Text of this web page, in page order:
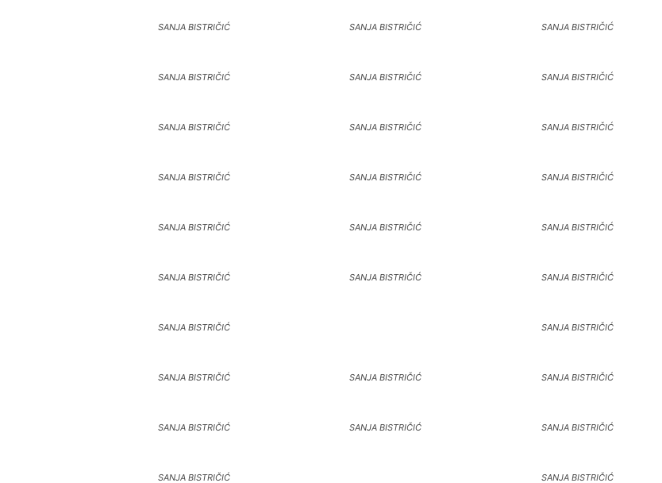
SANJA BISTRIČIĆ SANJA BISTRIČIĆ SANJA BISTRIČIĆ
SANJA BISTRIČIĆ SANJA BISTRIČIĆ SANJA BISTRIČIĆ
SANJA BISTRIČIĆ SANJA BISTRIČIĆ SANJA BISTRIČIĆ
SANJA BISTRIČIĆ SANJA BISTRIČIĆ SANJA BISTRIČIĆ
SANJA BISTRIČIĆ SANJA BISTRIČIĆ SANJA BISTRIČIĆ
SANJA BISTRIČIĆ SANJA BISTRIČIĆ SANJA BISTRIČIĆ
SANJA BISTRIČIĆ SANJA BISTRIČIĆ
SANJA BISTRIČIĆ SANJA BISTRIČIĆ SANJA BISTRIČIĆ
SANJA BISTRIČIĆ SANJA BISTRIČIĆ SANJA BISTRIČIĆ
SANJA BISTRIČIĆ SANJA BISTRIČIĆ